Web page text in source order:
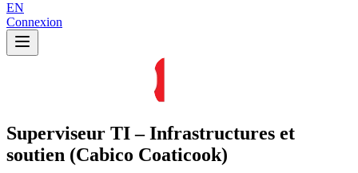
EN
Connexion
Superviseur TI – Infrastructures et
soutien (Cabico Coaticook)